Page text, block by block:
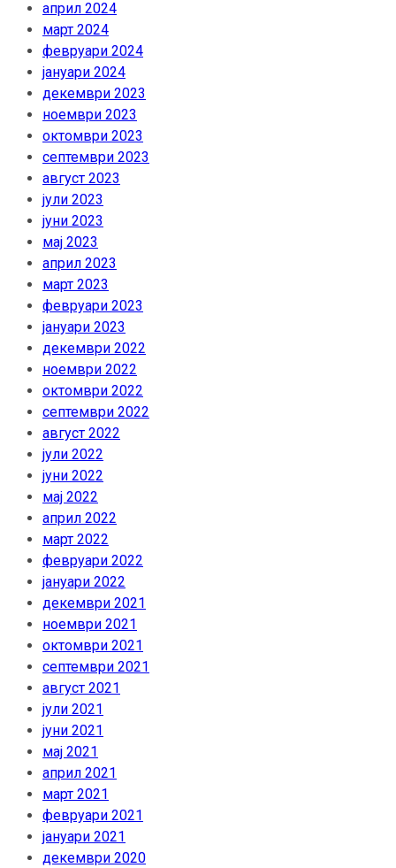
април 2024
март 2024
февруари 2024
јануари 2024
декември 2023
ноември 2023
октомври 2023
септември 2023
август 2023
јули 2023
јуни 2023
мај 2023
април 2023
март 2023
февруари 2023
јануари 2023
декември 2022
ноември 2022
октомври 2022
септември 2022
август 2022
јули 2022
јуни 2022
мај 2022
април 2022
март 2022
февруари 2022
јануари 2022
декември 2021
ноември 2021
октомври 2021
септември 2021
август 2021
јули 2021
јуни 2021
мај 2021
април 2021
март 2021
февруари 2021
јануари 2021
декември 2020